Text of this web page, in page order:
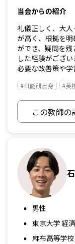
当会からの紹介
礼儀正しく、大
が高く、根拠を
ができ、疑問を
した経験がござ
必要な改善策や学
#日能研出身 #英
この教師の
男性
東京大学 経
麻布高等学校